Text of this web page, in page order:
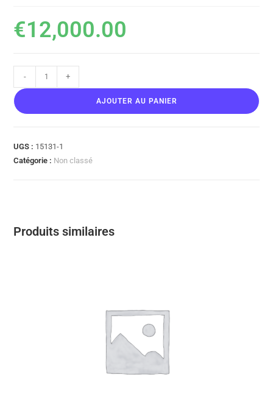
€12,000.00
- +
AJOUTER AU PANIER
UGS : 15131-1
Catégorie : Non classé
Produits similaires